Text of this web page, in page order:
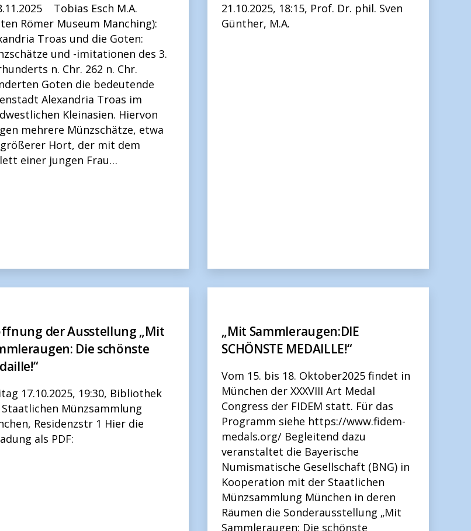
Tobias Esch M.A.
Römer Museum Manching):
Troas und die Goten:
und -imitationen des 3.
n. Chr. 262 n. Chr.
Goten die bedeutende
Alexandria Troas im
Kleinasien. Hiervon
mehrere Münzschätze, etwa
Hort, der mit dem
einer jungen Frau…
21.10.2025, 18:15, Prof. Dr. phil. Sven
Günther, M.A.
der Ausstellung „Mit
Die schönste
17.10.2025, 19:30, Bibliothek
Münzsammlung
Residenzstr 1 Hier die
als PDF:
„Mit Sammleraugen:DIE
SCHÖNSTE MEDAILLE!“
Vom 15. bis 18. Oktober2025 findet in
München der XXXVIII Art Medal
Congress der FIDEM statt. Für das
Programm siehe https://www.fidem-
medals.org/ Begleitend dazu
veranstaltet die Bayerische
Numismatische Gesellschaft (BNG) in
Kooperation mit der Staatlichen
Münzsammlung München in deren
Räumen die Sonderausstellung „Mit
Sammleraugen: Die schönste